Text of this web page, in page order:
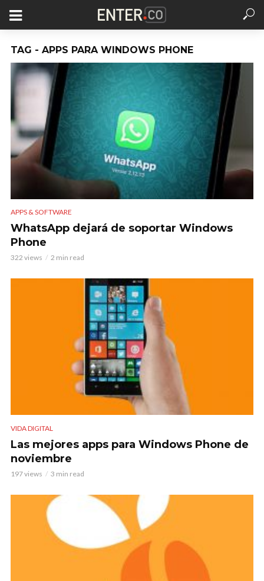
TAG - APPS PARA WINDOWS PHONE
APPS & SOFTWARE
WhatsApp dejará de soportar Windows
Phone
322 views 2 min read
VIDA DIGITAL
Las mejores apps para Windows Phone de
noviembre
197 views 3 min read